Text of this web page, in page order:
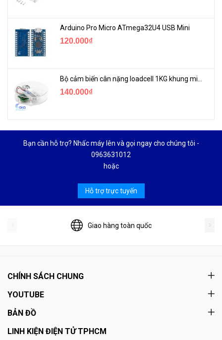
Arduino Pro Micro ATmega32U4 USB Mini
120.000₫
140.000₫
Bạn cần hỗ trợ? Nhấc máy lên và gọi ngay cho chúng tôi -
0963631012
hoặc
Hỗ trợ trực tuyến
Giao hàng toàn quốc
CHÍNH SÁCH CHUNG
YOUTUBE
BẢN ĐỒ
LINH KIỆN ĐIỆN TỬ TPHCM